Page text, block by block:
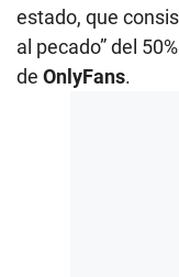
estado, que
al pecado” del
de OnlyFans.